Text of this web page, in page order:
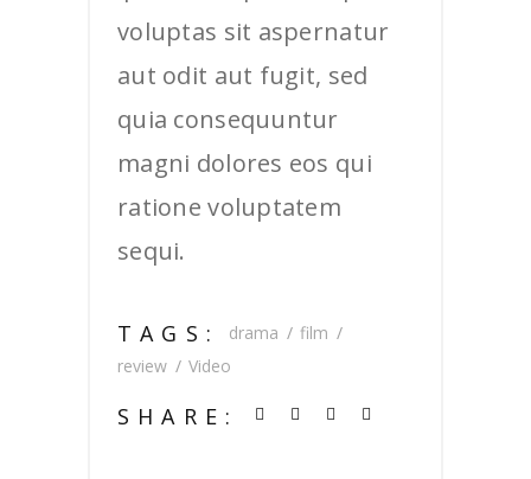
voluptas sit aspernatur
aut odit aut fugit, sed
quia consequuntur
magni dolores eos qui
ratione voluptatem
sequi.
TAGS: drama
film
review
Video
SHARE: